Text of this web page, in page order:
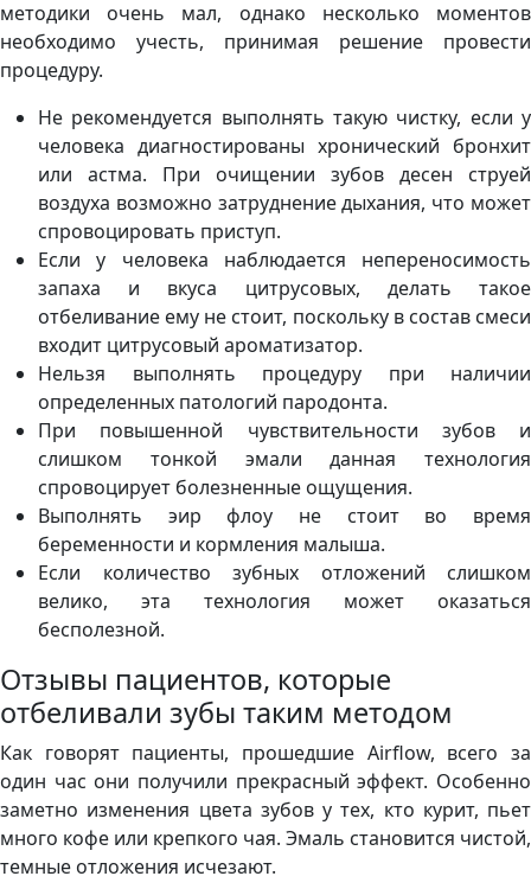
методики очень мал, однако несколько моментов
необходимо учесть, принимая решение провести
процедуру.
Не рекомендуется выполнять такую чистку, если у
человека диагностированы хронический бронхит
или астма. При очищении зубов десен струей
воздуха возможно затруднение дыхания, что может
спровоцировать приступ.
Если у человека наблюдается непереносимость
запаха и вкуса цитрусовых, делать такое
отбеливание ему не стоит, поскольку в состав смеси
входит цитрусовый ароматизатор.
Нельзя выполнять процедуру при наличии
определенных патологий пародонта.
При повышенной чувствительности зубов и
слишком тонкой эмали данная технология
спровоцирует болезненные ощущения.
Выполнять эир флоу не стоит во время
беременности и кормления малыша.
Если количество зубных отложений слишком
велико, эта технология может оказаться
бесполезной.
Отзывы пациентов, которые
отбеливали зубы таким методом
Как говорят пациенты, прошедшие Airflow, всего за
один час они получили прекрасный эффект. Особенно
заметно изменения цвета зубов у тех, кто курит, пьет
много кофе или крепкого чая. Эмаль становится чистой,
темные отложения исчезают.